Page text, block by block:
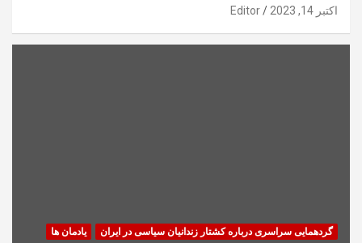
اکتبر 14, 2023 Editor
گردهمایی سراسری درباره کشتار زندانیان سیاسی در ایران یادمان ها